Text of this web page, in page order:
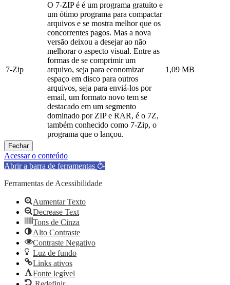
7-Zip
O 7-ZIP é é um programa gratuito e
um ótimo programa para compactar
arquivos e se mostra melhor que os
concorrentes pagos. Mas a nova
versão deixou a desejar ao não
melhorar o aspecto visual. Entre as
formas de se comprimir um
arquivo, seja para economizar
espaço em disco para outros
arquivos, seja para enviá-los por
email, um formato novo tem se
destacado em um segmento
dominado por ZIP e RAR, é o 7Z,
também conhecido como 7-Zip, o
programa que o lançou.
1,09 MB
Fechar
Acessar o conteúdo
Abrir a barra de ferramentas
Ferramentas de Acessibilidade
Aumentar Texto
Decrease Text
Tons de Cinza
Alto Contraste
Contraste Negativo
Luz de fundo
Links ativos
Fonte legível